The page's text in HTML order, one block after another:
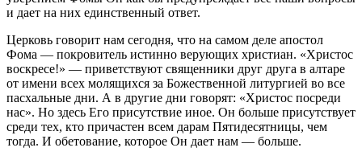
и дает на них единственный ответ.
Церковь говорит нам сегодня, что на самом деле апостол
Фома — покровитель истинно верующих христиан. «Христос
воскресе!» — приветствуют священники друг друга в алтаре
от имени всех молящихся за Божественной литургией во все
пасхальные дни. А в другие дни говорят: «Христос посреди
нас». Но здесь Его присутствие иное. Он больше присутствует
среди тех, кто причастен всем дарам Пятидесятницы, чем
тогда. И обетование, которое Он дает нам — больше.